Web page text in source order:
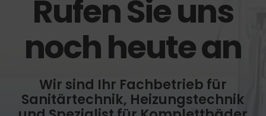
Rufen Sie uns
noch heute an
Wir sind Ihr Fachbetrieb für
Sanitärtechnik, Heizungstechnik